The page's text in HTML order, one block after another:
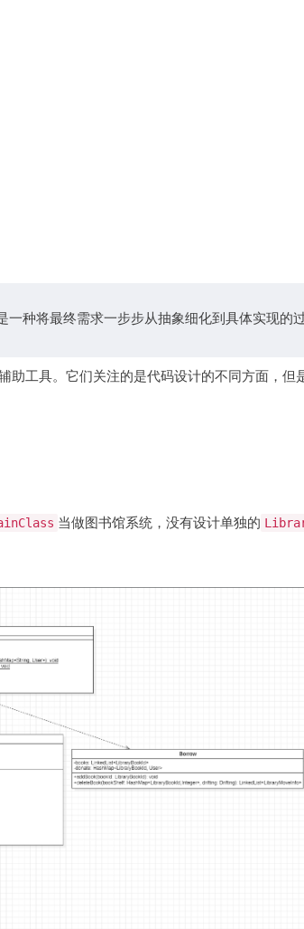
一种将最终需求一步步从抽象细化到具体实现的
助工具。它们关注的是代码设计的不同方面，但
当做图书馆系统，没有设计单独的